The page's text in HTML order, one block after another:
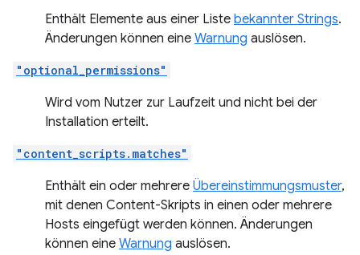
Enthält Elemente aus einer Liste bekannter Strings.
Änderungen können eine Warnung auslösen.
"optional_permissions"
Wird vom Nutzer zur Laufzeit und nicht bei der
Installation erteilt.
"content_scripts.matches"
Enthält ein oder mehrere Übereinstimmungsmuster,
mit denen Content-Skripts in einen oder mehrere
Hosts eingefügt werden können. Änderungen
können eine Warnung auslösen.